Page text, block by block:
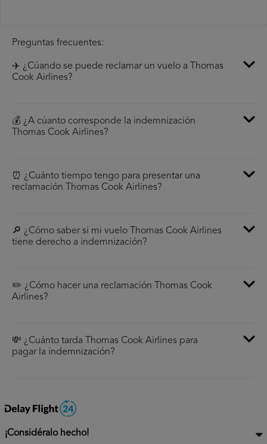
Preguntas frecuentes:
✈️ ¿Cúando se puede reclamar un vuelo a Thomas
Cook Airlines?
💰 ¿A cúanto corresponde la indemnización
Thomas Cook Airlines?
⏰ ¿Cuánto tiempo tengo para presentar una
reclamación Thomas Cook Airlines?
🔎 ¿Cómo saber si mi vuelo Thomas Cook Airlines
tiene derecho a indemnización?
✏️ ¿Cómo hacer una reclamación Thomas Cook
Airlines?
💸 ¿Cuánto tarda Thomas Cook Airlines para
pagar la indemnización?
¡Considéralo hecho!